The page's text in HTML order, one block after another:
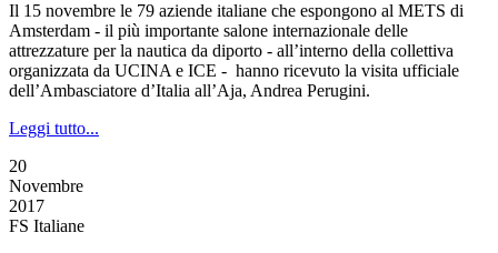
Il 15 novembre le 79 aziende italiane che espongono al METS di
Amsterdam - il più importante salone internazionale delle
attrezzature per la nautica da diporto - all’interno della collettiva
organizzata da UCINA e ICE - hanno ricevuto la visita ufficiale
dell’Ambasciatore d’Italia all’Aja, Andrea Perugini.
Leggi tutto...
20
Novembre
2017
FS Italiane